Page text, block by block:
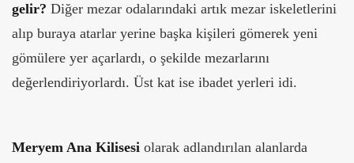
gelir? Diğer mezar odalarındaki artık mezar iskeletlerini
alıp buraya atarlar yerine başka kişileri gömerek yeni
gömülere yer açarlardı, o şekilde mezarlarını
değerlendiriyorlardı. Üst kat ise ibadet yerleri idi.
Meryem Ana Kilisesi olarak adlandırılan alanlarda